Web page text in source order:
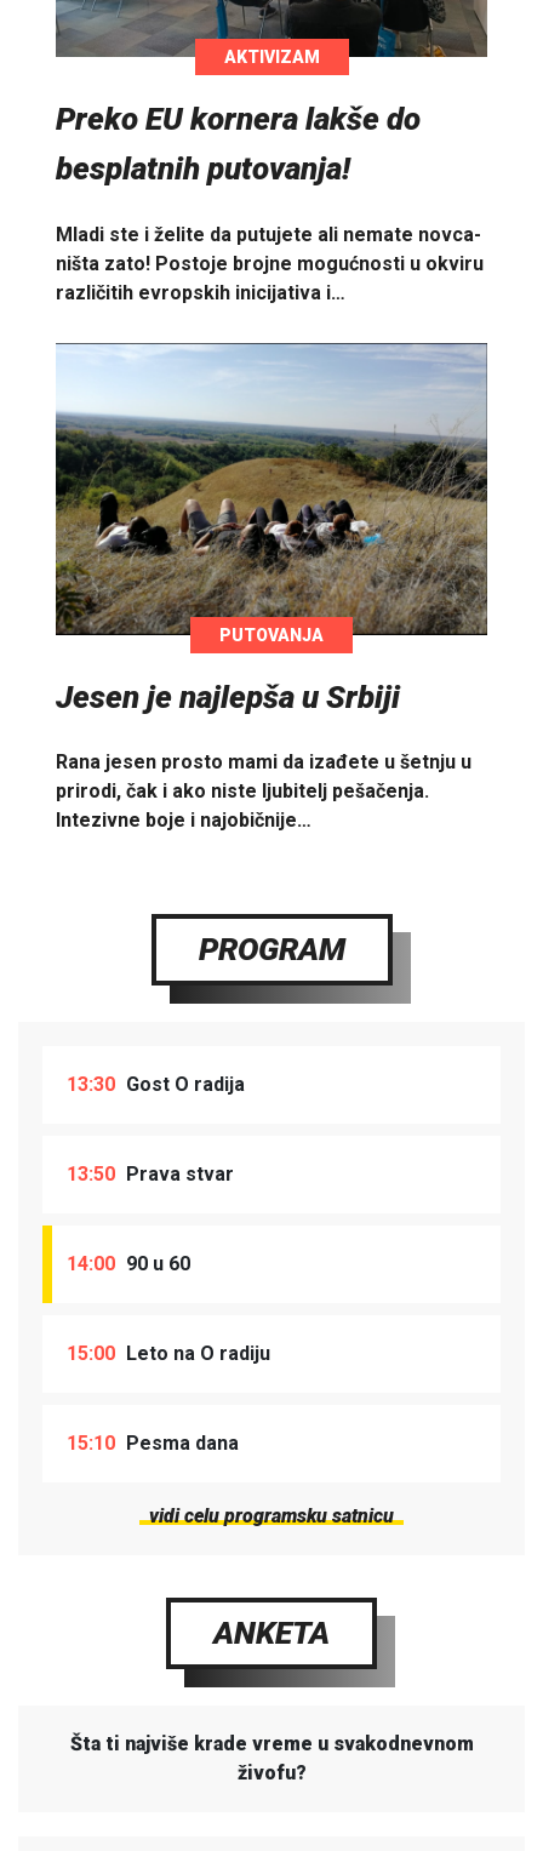
AKTIVIZAM
Preko EU kornera lakše do
besplatnih putovanja!
Mladi ste i želite da putujete ali nemate novca-
ništa zato! Postoje brojne mogućnosti u okviru
različitih evropskih inicijativa i…
PUTOVANJA
Jesen je najlepša u Srbiji
Rana jesen prosto mami da izađete u šetnju u
prirodi, čak i ako niste ljubitelj pešačenja.
Intezivne boje i najobičnije…
PROGRAM
13:30 Gost O radija
13:50 Prava stvar
14:00 90 u 60
15:00 Leto na O radiju
15:10 Pesma dana
vidi celu programsku satnicu
ANKETA
Šta ti najviše krade vreme u svakodnevnom
živofu?